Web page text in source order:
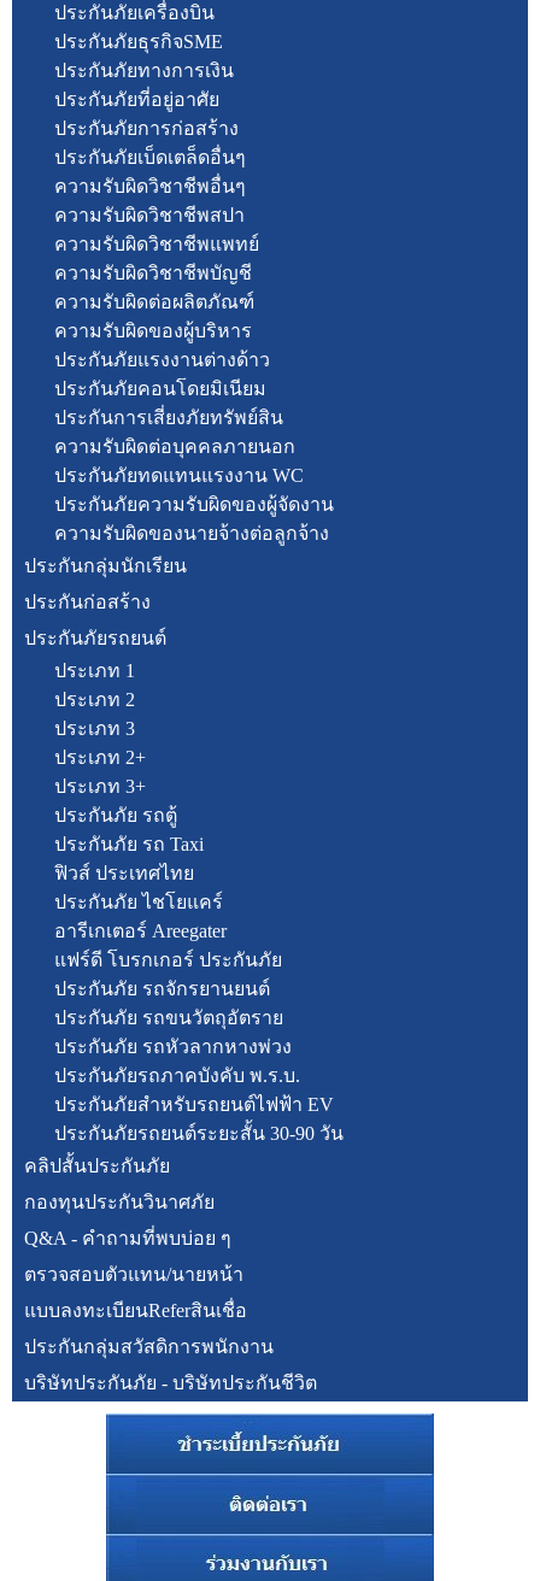
ประกันภัยเครื่องบิน
ประกันภัยธุรกิจSME
ประกันภัยทางการเงิน
ประกันภัยที่อยู่อาศัย
ประกันภัยการก่อสร้าง
ประกันภัยเบ็ดเตล็ดอื่นๆ
ความรับผิดวิชาชีพอื่นๆ
ความรับผิดวิชาชีพสปา
ความรับผิดวิชาชีพแพทย์
ความรับผิดวิชาชีพบัญชี
ความรับผิดต่อผลิตภัณฑ์
ความรับผิดของผู้บริหาร
ประกันภัยแรงงานต่างด้าว
ประกันภัยคอนโดยมิเนียม
ประกันการเสี่ยงภัยทรัพย์สิน
ความรับผิดต่อบุคคลภายนอก
ประกันภัยทดแทนแรงงาน WC
ประกันภัยความรับผิดของผู้จัดงาน
ความรับผิดของนายจ้างต่อลูกจ้าง
ประกันกลุ่มนักเรียน
ประกันก่อสร้าง
ประกันภัยรถยนต์
ประเภท 1
ประเภท 2
ประเภท 3
ประเภท 2+
ประเภท 3+
ประกันภัย รถตู้
ประกันภัย รถ Taxi
ฟิวส์ ประเทศไทย
ประกันภัย ไชโยแคร์
อารีเกเตอร์ Areegater
แฟร์ดี โบรกเกอร์ ประกันภัย
ประกันภัย รถจักรยานยนต์
ประกันภัย รถขนวัตถุอัตราย
ประกันภัย รถหัวลากหางพ่วง
ประกันภัยรถภาคบังคับ พ.ร.บ.
ประกันภัยสำหรับรถยนต์ไฟฟ้า EV
ประกันภัยรถยนต์ระยะสั้น 30-90 วัน
คลิปสั้นประกันภัย
กองทุนประกันวินาศภัย
Q&A - คำถามที่พบบ่อย ๆ
ตรวจสอบตัวแทน/นายหน้า
แบบลงทะเบียนReferสินเชื่อ
ประกันกลุ่มสวัสดิการพนักงาน
บริษัทประกันภัย - บริษัทประกันชีวิต